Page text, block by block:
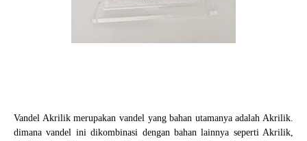
Vandel Akrilik merupakan vandel yang bahan utamanya adalah Akrilik.
dimana vandel ini dikombinasi dengan bahan lainnya seperti Akrilik,